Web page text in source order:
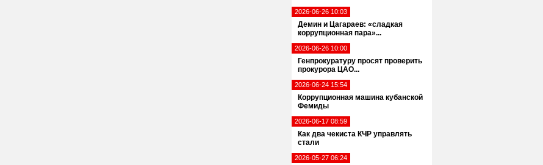
2026-06-26 10:03
Демин и Цагараев: «сладкая
коррупционная пара»...
2026-06-26 10:00
Генпрокуратуру просят проверить
прокурора ЦАО...
2026-06-24 15:54
Коррупционная машина кубанской
Фемиды
2026-06-17 08:59
Как два чекиста КЧР управлять
стали
2026-05-27 06:24